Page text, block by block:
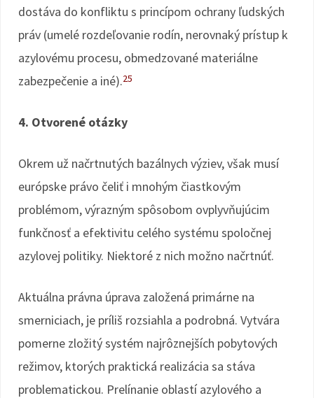
dostáva do konfliktu s princípom ochrany ľudských
práv (umelé rozdeľovanie rodín, nerovnaký prístup k
azylovému procesu, obmedzované materiálne
zabezpečenie a iné).25
4. Otvorené otázky
Okrem už načrtnutých bazálnych výziev, však musí
európske právo čeliť i mnohým čiastkovým
problémom, výrazným spôsobom ovplyvňujúcim
funkčnosť a efektivitu celého systému spoločnej
azylovej politiky. Niektoré z nich možno načrtnúť.
Aktuálna právna úprava založená primárne na
smerniciach, je príliš rozsiahla a podrobná. Vytvára
pomerne zložitý systém najrôznejších pobytových
režimov, ktorých praktická realizácia sa stáva
problematickou. Prelínanie oblastí azylového a